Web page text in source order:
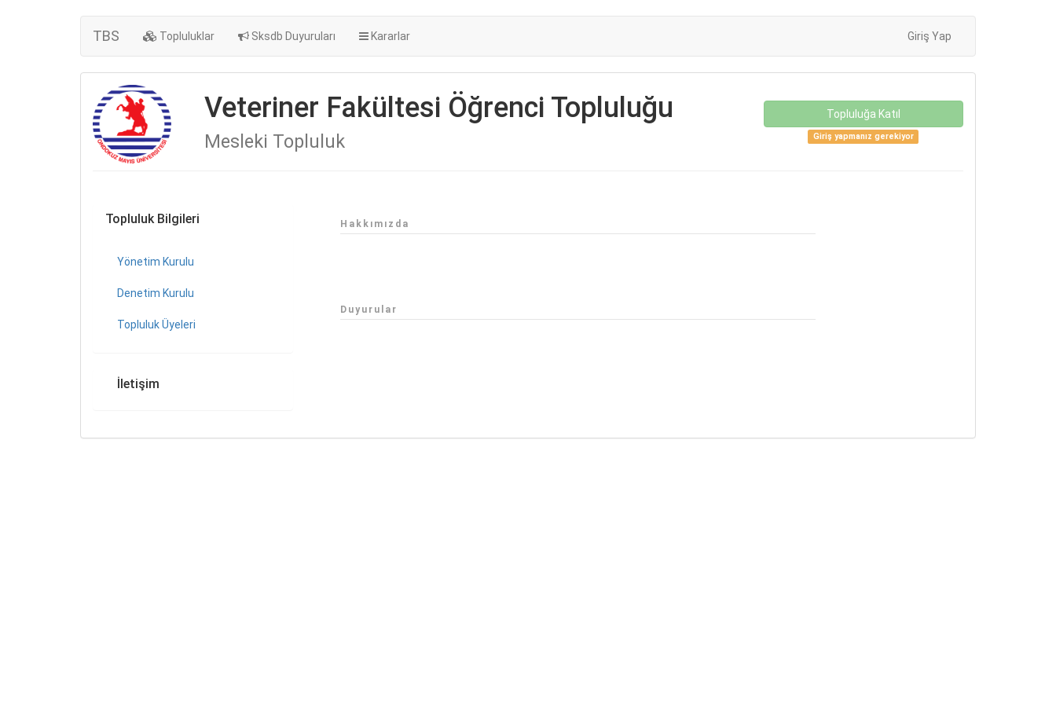
TBS Topluluklar Sksdb Duyuruları Kararlar Giriş Yap
Veteriner Fakültesi Öğrenci Topluluğu
Mesleki Topluluk
Topluluğa Katıl
Giriş yapmanız gerekiyor
Topluluk Bilgileri
Yönetim Kurulu
Denetim Kurulu
Topluluk Üyeleri
İletişim
Hakkımızda
Duyurular